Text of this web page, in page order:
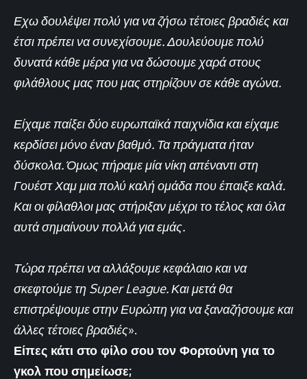
Εχω δουλέψει πολύ για να ζήσω τέτοιες βραδιές και
έτσι πρέπει να συνεχίσουμε. Δουλεύουμε πολύ
δυνατά κάθε μέρα για να δώσουμε χαρά στους
φιλάθλους μας που μας στηρίζουν σε κάθε αγώνα.
Είχαμε παίξει δύο ευρωπαϊκά παιχνίδια και είχαμε
κερδίσει μόνο έναν βαθμό. Τα πράγματα ήταν
δύσκολα. Όμως πήραμε μία νίκη απέναντι στη
Γουέστ Χαμ μια πολύ καλή ομάδα που έπαιξε καλά.
Και οι φίλαθλοι μας στήριξαν μέχρι το τέλος και όλα
αυτά σημαίνουν πολλά για εμάς.
Τώρα πρέπει να αλλάξουμε κεφάλαιο και να
σκεφτούμε τη Super League. Και μετά θα
επιστρέψουμε στην Ευρώπη για να ξαναζήσουμε και
άλλες τέτοιες βραδιές».
Είπες κάτι στο φίλο σου τον Φορτούνη για το
γκολ που σημείωσε;